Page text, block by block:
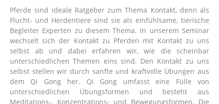
Pferde sind ideale Ratgeber zum Thema Kontakt, denn als
Flucht- und Herdentiere sind sie als einfühlsame, tierische
Begleiter Experten zu diesem Thema. In unserem Seminar
wechselt sich der Kontakt zu Pferden mit Kontakt zu uns
selbst ab und dabei erfahren wir, wie die scheinbar
unterschiedlichen Themen eins sind. Den Kontakt zu uns
selbst stellen wir durch sanfte und kraftvolle Übungen aus
dem Qi Gong her. Qi Gong umfasst eine Fülle von
unterschiedlichen Übungsformen und besteht aus
Meditations-, Konzentrations- und Bewegungsformen. Die